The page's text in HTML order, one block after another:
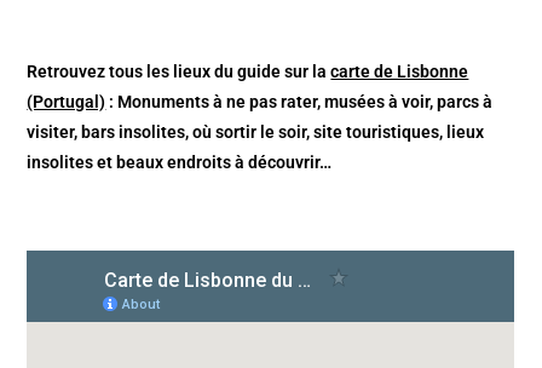
Retrouvez tous les lieux du guide sur lacarte de Lisbonne
(Portugal) : Monuments à ne pas rater, musées à voir, parcs à
visiter, bars insolites, où sortir le soir, site touristiques, lieux
insolites et beaux endroits à découvrir…